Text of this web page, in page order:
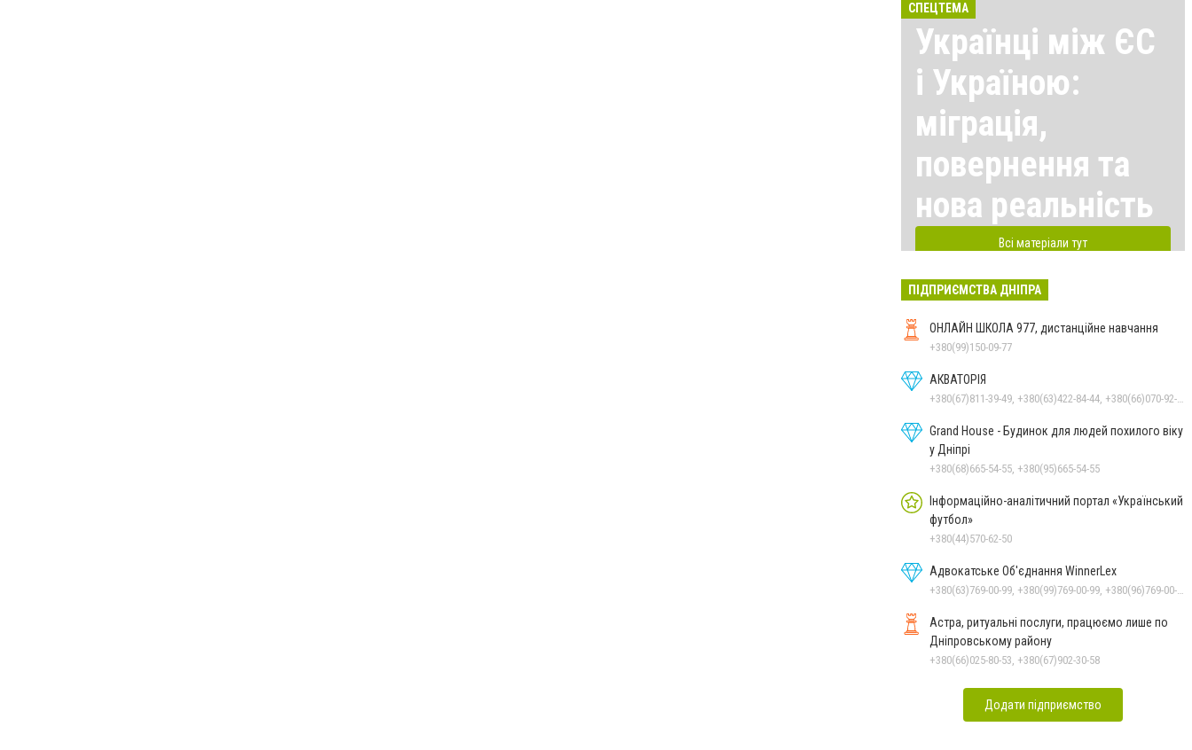
СПЕЦТЕМА
Українці між ЄС
і Україною:
міграція,
повернення та
нова реальність
Всі матеріали тут
ПІДПРИЄМСТВА ДНІПРА
ОНЛАЙН ШКОЛА 977, дистанційне навчання
+380(99)150-09-77
АКВАТОРІЯ
Grand House - Будинок для людей похилого віку
у Дніпрі
+380(68)665-54-55, +380(95)665-54-55
Інформаційно-аналітичний портал «Український
футбол»
+380(44)570-62-50
Адвокатське Об'єднання WinnerLex
Астра, ритуальні послуги, працюємо лише по
Дніпровському району
+380(66)025-80-53, +380(67)902-30-58
Додати підприємство